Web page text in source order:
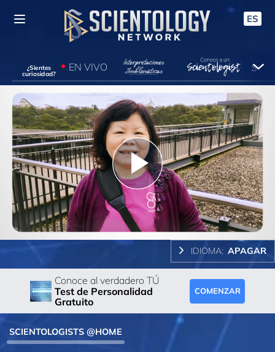
ES
¿Sientes
curiosidad?
EN VIVO
Play
Video
IDIOMA: APAGAR
Conoce al verdadero TÚ
Test de Personalidad
Gratuito
COMENZAR
SCIENTOLOGISTS @HOME